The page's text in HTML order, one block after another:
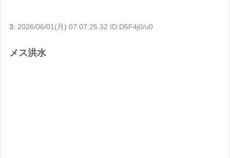
3: 2026/06/01(月) 07:07:25.32 ID:D5F4j0/u0
メス洪水